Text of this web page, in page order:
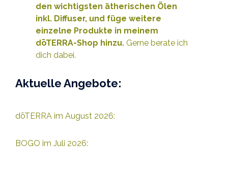
den wichtigsten ätherischen Ölen
inkl. Diffuser, und füge weitere
einzelne Produkte in meinem
dōTERRA-Shop hinzu. Gerne berate ich
dich dabei.
Aktuelle Angebote:
dōTERRA im August 2026:
BOGO im Juli 2026: